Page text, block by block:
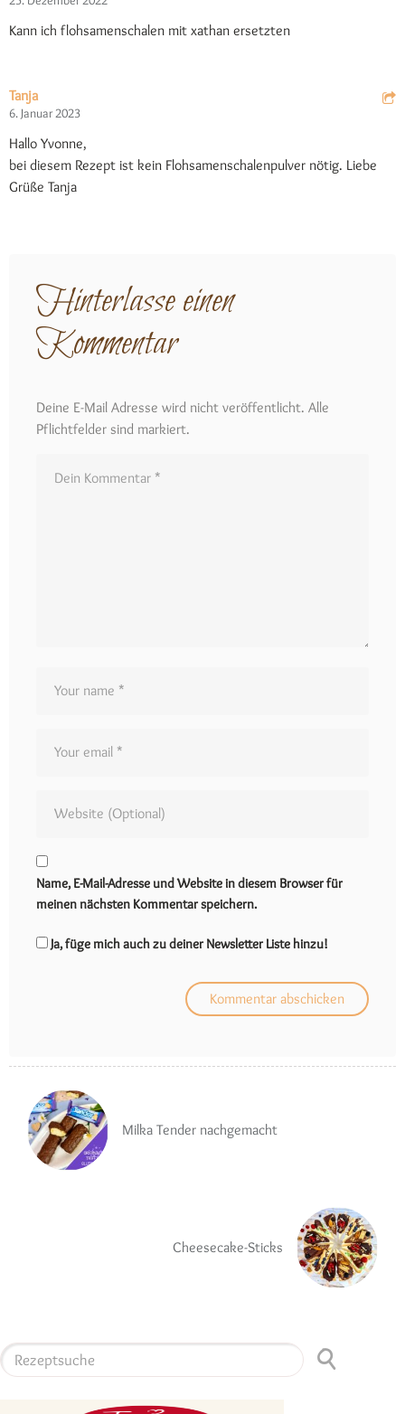
Kann ich flohsamenschalen mit xathan ersetzten
Tanja
6. Januar 2023
Hallo Yvonne,
bei diesem Rezept ist kein Flohsamenschalenpulver nötig. Liebe
Grüße Tanja
Hinterlasse einen
Kommentar
Deine E-Mail Adresse wird nicht veröffentlicht. Alle
Pflichtfelder sind markiert.
Name, E-Mail-Adresse und Website in diesem Browser für
meinen nächsten Kommentar speichern.
Ja, füge mich auch zu deiner Newsletter Liste hinzu!
Milka Tender nachgemacht
Cheesecake-Sticks